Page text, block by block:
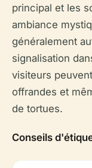
principal et les
ambiance
généralement
signalisation
visiteurs
offrandes et
de tortues.
Conseils